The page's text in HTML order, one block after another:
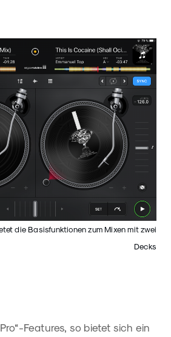
die Basisfunktionen zum Mixen mit zwei
Decks
Features, so bietet sich ein